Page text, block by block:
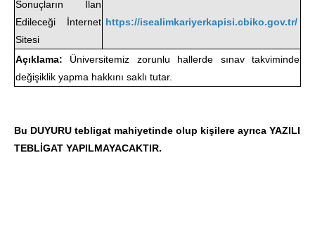
Sonuçların İlan
Edileceği İnternet
Sitesi
https://isealimkariyerkapisi.cbiko.gov.tr/
Açıklama: Üniversitemiz zorunlu hallerde sınav takviminde
değişiklik yapma hakkını saklı tutar.
Bu DUYURU tebligat mahiyetinde olup kişilere ayrıca YAZILI
TEBLİGAT YAPILMAYACAKTIR.